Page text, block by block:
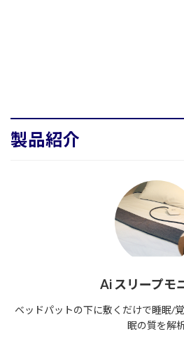
製品紹介
Ai スリープモ
ベッドパットの下に敷くだけで睡眠/
眠の質を解